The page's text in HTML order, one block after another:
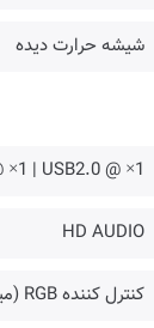
شیشه حرارت دیده
1× @ USB3.0 @ ×1 | USB2.0
HD AUDIO
کنترل کننده RGB (میزان روشنایی و حالت نورپردازی)